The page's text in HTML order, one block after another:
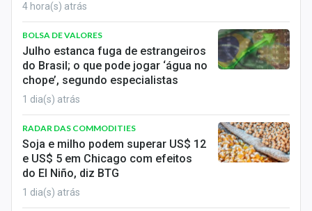
Política
Colunas
Especiais
Internacional
Marketing
Tecnologia
4 hora(s) atrás
BOLSA DE VALORES
Julho estanca fuga de estrangeiros
do Brasil; o que pode jogar ‘água no
chope’, segundo especialistas
1 dia(s) atrás
RADAR DAS COMMODITIES
Soja e milho podem superar US$ 12
e US$ 5 em Chicago com efeitos
do El Niño, diz BTG
1 dia(s) atrás